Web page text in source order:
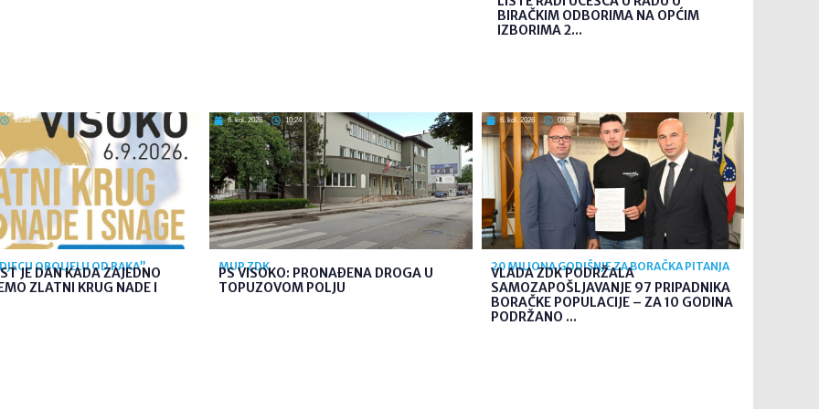
BIRAČKIM ODBORIMA NA OPĆIM
IZBORIMA 2...
10:33
OBOLJELU OD RAKA”
JE DAN KADA ZAJEDNO
ZLATNI KRUG NADE I
6. kol. 2026 10:24
MUP ZDK
PS VISOKO: PRONAĐENA DROGA U
TOPUZOVOM POLJU
6. kol. 2026 09:59
20 MILIONA GODIŠNJE ZA BORAČKA PITANJA
VLADA ZDK PODRŽALA
SAMOZAPOŠLJAVANJE 97 PRIPADNIKA
BORAČKE POPULACIJE – ZA 10 GODINA
PODRŽANO ...